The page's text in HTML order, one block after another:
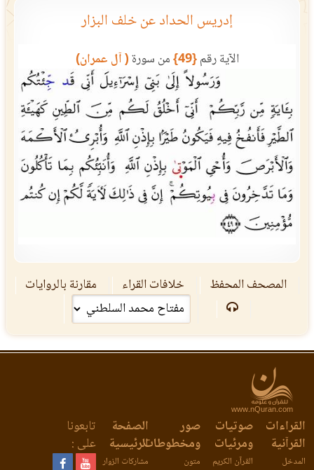
إدريس الحداد عن خلف البزار
الآية رقم{49} من سورة( آل عمران)
المصحف المحفظ خلافات القراء مقارنة بالروايات
www.nQuran.com
صوتيات
ومرئيات
القرآن الكريم
صور
ومخطوطات
متون
الصفحة
الرئيسية
مشاركات الزوار
تابعونا
على :